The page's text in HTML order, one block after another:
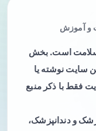
و آموزش
سلامت است. بخش
سایت نوشته یا
فقط با ذکر منبع
و دندانپزشک،